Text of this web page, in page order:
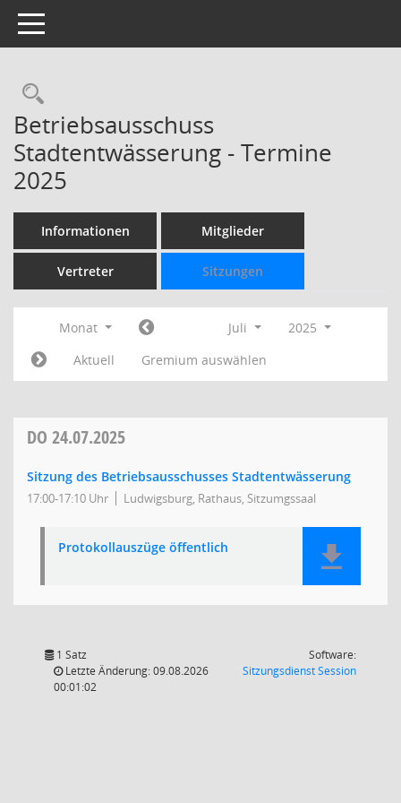
Toggle navigation
Rechercheauswahl
Betriebsausschuss
Stadtentwässerung - Termine
2025
Informationen Mitglieder
Vertreter Sitzungen
Monat Juli
2025
Aktuell
Gremium auswählen
DO 24.07.2025
Sitzung des Betriebsausschusses Stadtentwässerung
17:00-17:10 Uhr Ludwigsburg, Rathaus, Sitzumgssaal
Protokollauszüge öffentlich
1 Satz
Letzte Änderung: 09.08.2026
00:01:02
Software:
SitzungsdienstSession(Wird in